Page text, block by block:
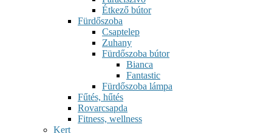
Étkező bútor
Fürdőszoba
Csaptelep
Zuhany
Fürdőszoba bútor
Bianca
Fantastic
Fürdőszoba lámpa
Fűtés, hűtés
Rovarcsapda
Fitness, wellness
Kert